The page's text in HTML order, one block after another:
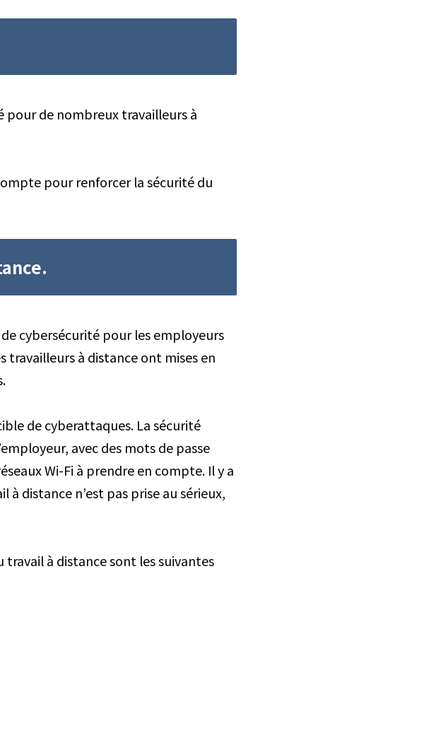
pour de nombreux travailleurs à
pour renforcer la sécurité du
cybersécurité pour les employeurs
travailleurs à distance ont mises en
de cyberattaques. La sécurité
avec des mots de passe
Wi-Fi à prendre en compte. Il y a
distance n’est pas prise au sérieux,
travail à distance sont les suivantes